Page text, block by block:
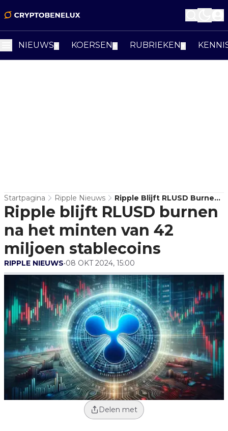
NIEUWS KOERSEN RUBRIEKEN
Startpagina Ripple Nieuws
Ripple Blijft RLUSD Burnen
Na Het Minten Van 42
Miljoen Stablecoins
Ripple blijft RLUSD burnen
na het minten van 42
miljoen stablecoins
RIPPLE NIEUWS•08 OKT 2024, 15:00
Delen met